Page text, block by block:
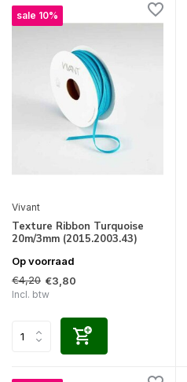
sale 10%
Vivant
Texture Ribbon Turquoise
20m/3mm (2015.2003.43)
Op voorraad
€4,20 €3,80
Incl. btw